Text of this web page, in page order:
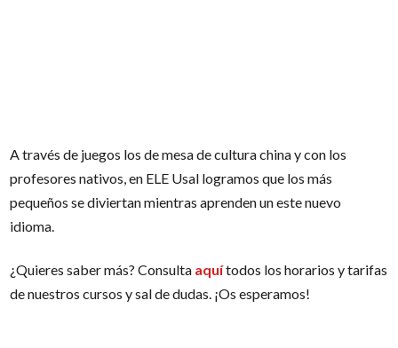
A través de juegos los de mesa de cultura china y con los
profesores nativos, en ELE Usal logramos que los más
pequeños se diviertan mientras aprenden un este nuevo
idioma.
¿Quieres saber más? Consulta aquítodos los horarios y tarifas
de nuestros cursos y sal de dudas. ¡Os esperamos!